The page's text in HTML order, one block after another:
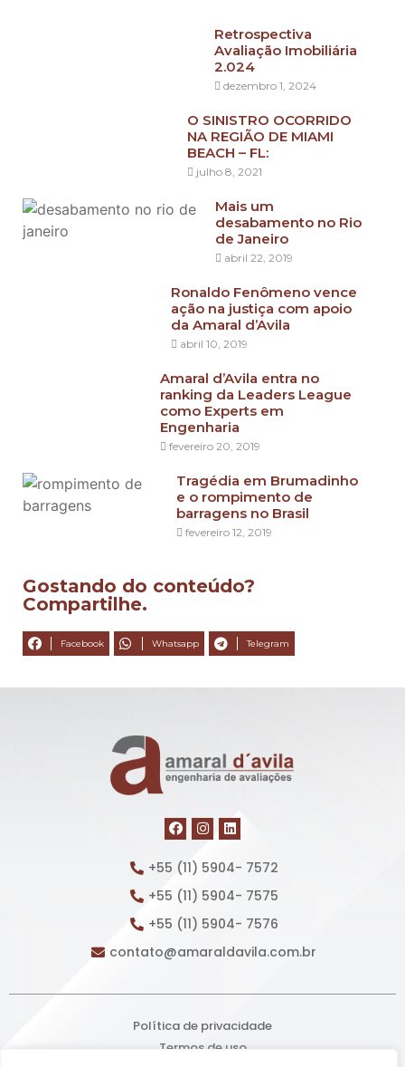
Retrospectiva
Avaliação Imobiliária
2.024
dezembro 1, 2024
O SINISTRO OCORRIDO
NA REGIÃO DE MIAMI
BEACH – FL:
julho 8, 2021
Mais um
desabamento no Rio
de Janeiro
abril 22, 2019
Ronaldo Fenômeno vence
ação na justiça com apoio
da Amaral d’Avila
abril 10, 2019
Amaral d’Avila entra no
ranking da Leaders League
como Experts em
Engenharia
fevereiro 20, 2019
Tragédia em Brumadinho
e o rompimento de
barragens no Brasil
fevereiro 12, 2019
Gostando do conteúdo?
Compartilhe.
Facebook Whatsapp Telegram
+55 (11) 5904- 7572
+55 (11) 5904- 7575
+55 (11) 5904- 7576
contato@amaraldavila.com.br
Política de privacidade
Termos de uso